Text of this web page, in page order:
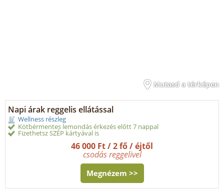
Mutasd a térképen
Napi árak reggelis ellátással
Wellness részleg
Kötbérmentes lemondás érkezés előtt 7 nappal
Fizethetsz SZÉP kártyával is
46 000 Ft / 2 fő / éjtől
csodás reggelivel
Megnézem >>